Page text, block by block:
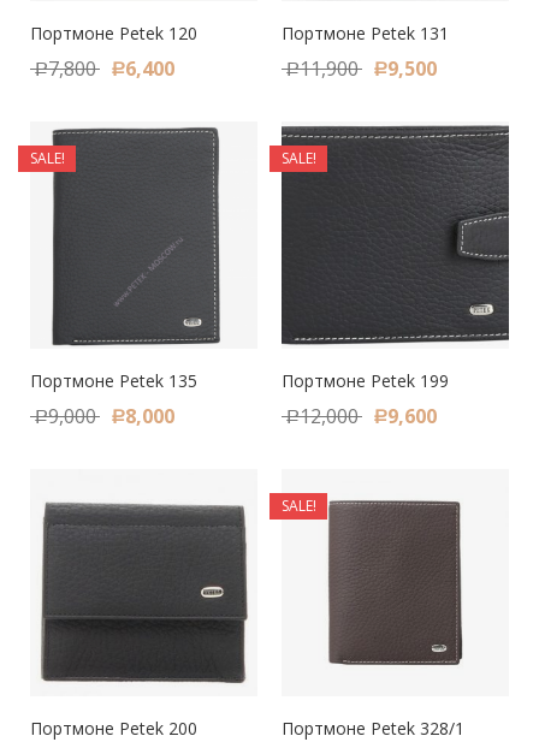
Портмоне Petek 120
Р7,800 Р6,400
Портмоне Petek 131
Р11,900 Р9,500
SALE!
Портмоне Petek 135
Р9,000 Р8,000
SALE!
Портмоне Petek 199
Р12,000 Р9,600
Портмоне Petek 200
SALE!
Портмоне Petek 328/1